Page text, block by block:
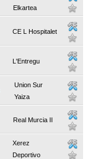
Elkartea
CE L Hospitalet
L'Entregu
Union Sur
Yaiza
Real Murcia II
Xerez
Deportivo